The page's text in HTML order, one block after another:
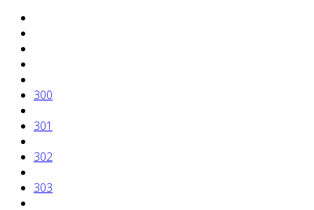
300
301
302
303